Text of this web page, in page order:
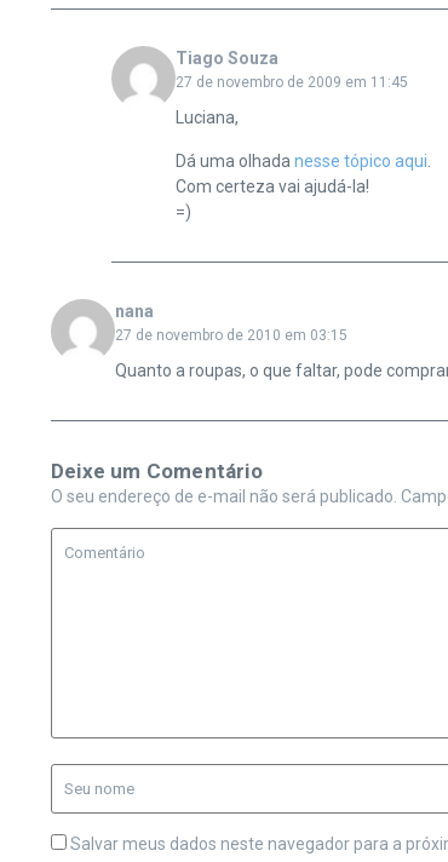
Tiago Souza
27 de novembro de 2009 em 11:45
Luciana,
Dá uma olhada nesse tópico aqui
Com certeza vai ajudá-la!
=)
nana
27 de novembro de 2010 em 03:15
Quanto a roupas, o que faltar, pode
Deixe um Comentário
O seu endereço de e-mail não será publicado.
Salvar meus dados neste navegador para a